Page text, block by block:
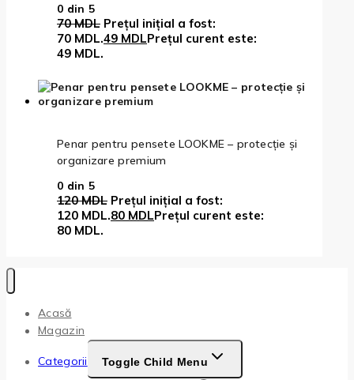
0 din 5
70MDL Prețul inițial a fost:
70 MDL.49 MDLPrețul curent este:
49 MDL.
Penar pentru pensete LOOKME – protecție și
organizare premium
0 din 5
120MDL Prețul inițial a fost:
120 MDL.80 MDLPrețul curent este:
80 MDL.
Acasă
Magazin
Categorii Toggle Child Menu